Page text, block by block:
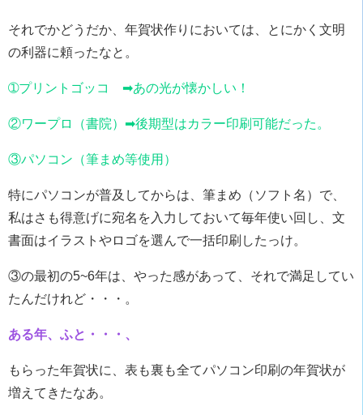
それでかどうだか、年賀状作りにおいては、とにかく文明
の利器に頼ったなと。
➀プリントゴッコ ➡あの光が懐かしい！
②ワープロ（書院）➡後期型はカラー印刷可能だった。
③パソコン（筆まめ等使用）
特にパソコンが普及してからは、筆まめ（ソフト名）で、
私はさも得意げに宛名を入力しておいて毎年使い回し、文
書面はイラストやロゴを選んで一括印刷したっけ。
③の最初の5~6年は、やった感があって、それで満足してい
たんだけれど・・・。
ある年、ふと・・・、
もらった年賀状に、表も裏も全てパソコン印刷の年賀状が
増えてきたなあ。